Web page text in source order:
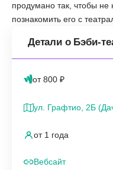
продумано так, чтобы
познакомить его с
Детали о Бэби-
от 800 ₽
ул. Графтио, 2Б
от 1 года
Вебсайт